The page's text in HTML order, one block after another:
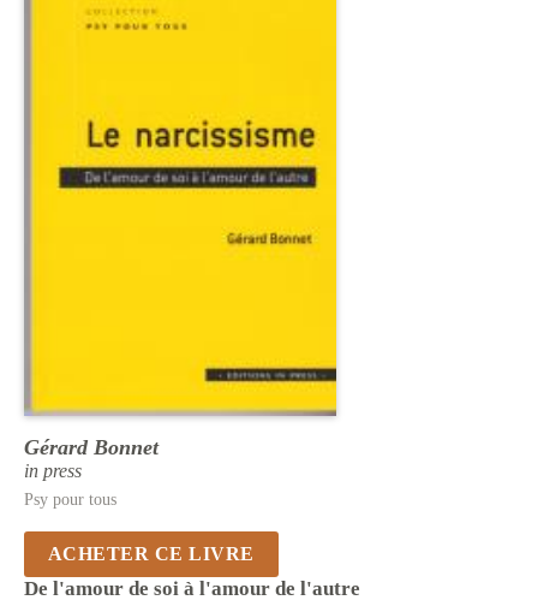
Gérard Bonnet
in press
Psy pour tous
ACHETER CE LIVRE
De l'amour de soi à l'amour de l'autre